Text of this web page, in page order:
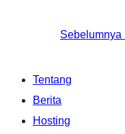
Sebelumnya
Tentang
Berita
Hosting